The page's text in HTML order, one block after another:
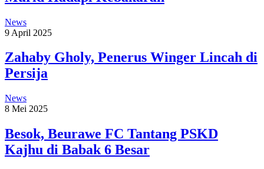
News
9 April 2025
Zahaby Gholy, Penerus Winger Lincah di
Persija
News
8 Mei 2025
Besok, Beurawe FC Tantang PSKD
Kajhu di Babak 6 Besar